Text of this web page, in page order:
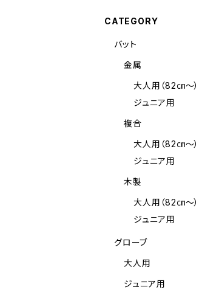
CATEGORY
バット
金属
大人用（82㎝～）
ジュニア用
複合
大人用（82㎝～）
ジュニア用
木製
大人用（82㎝～）
ジュニア用
グローブ
大人用
ジュニア用